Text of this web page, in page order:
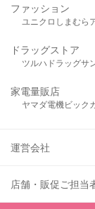
ファッション
ユニクロ しまむら
ドラッグストア
ツルハドラッグサ
家電量販店
ヤマダ電機ビック
運営会社
店舗・販促ご担当